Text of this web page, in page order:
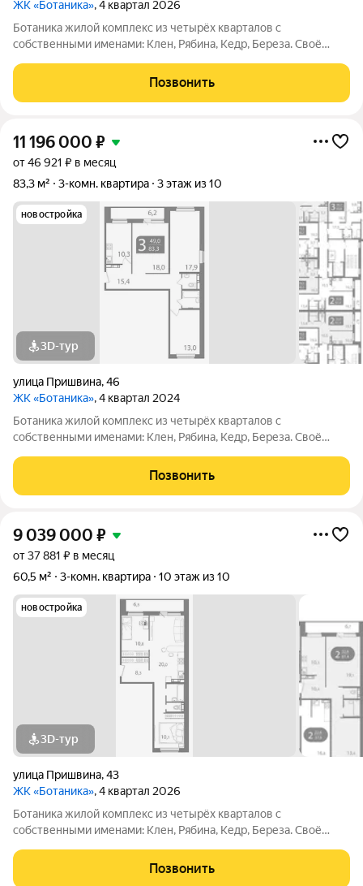
ЖК «Ботаника», 4 квартал 2026
Ботаника жилой комплекс из четырёх кварталов с
собственными именами: Клен, Рябина, Кедр, Береза. Своё
розе ветров, природному ландшафту вокруг территории
проекта и качественному озеленению
Позвонить
11 196 000 ₽
от 46 921 ₽ в месяц
83,3 м²
3-комн. квартира 3 этаж из 10
новостройка
3D-тур
улица Пришвина,46
ЖК «Ботаника», 4 квартал 2024
Ботаника жилой комплекс из четырёх кварталов с
собственными именами: Клен, Рябина, Кедр, Береза. Своё
розе ветров, природному ландшафту вокруг территории
проекта и качественному озеленению
Позвонить
9 039 000 ₽
от 37 881 ₽ в месяц
60,5 м²
3-комн. квартира 10 этаж из 10
новостройка
3D-тур
улица Пришвина,43
ЖК «Ботаника», 4 квартал 2026
Ботаника жилой комплекс из четырёх кварталов с
собственными именами: Клен, Рябина, Кедр, Береза. Своё
розе ветров, природному ландшафту вокруг территории
проекта и качественному озеленению
Позвонить